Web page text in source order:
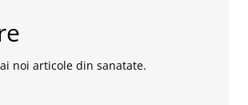
noi articole din sanatate.